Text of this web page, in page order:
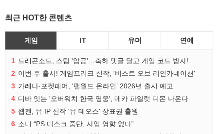
최근 HOT한 콘텐츠
게임 IT 유머 연예
1 드래곤소드, 스팀 '압긍'…축하 댓글 달고 게임 코드 받자!
2 이번 주 출시! 게임프리크 신작, '비스트 오브 리인카네이션'
3 가레나·포켓페어, ‘팰월드 온라인’ 2026년 출시 예고
4 디바 잇는 '오버워치 한국 영웅', 메카 파일럿 디몬 나온다
5 웹젠, 뮤 IP 신작 '뮤 테오스' 상표권 출원
6 소니 “PS 디스크 중단, 사업 영향 없다”